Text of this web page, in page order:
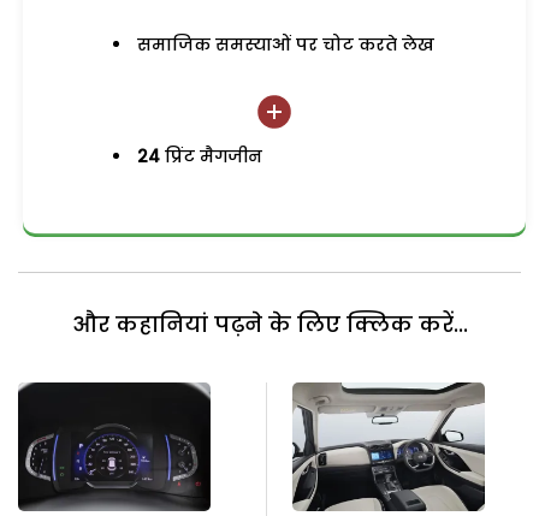
समाजिक समस्याओं पर चोट करते लेख
24 प्रिंट मैगजीन
और कहानियां पढ़ने के लिए क्लिक करें...